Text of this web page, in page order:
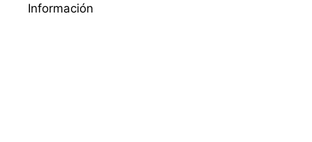
Información